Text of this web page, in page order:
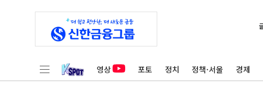
영상 포토 정치 정책·서울 경제